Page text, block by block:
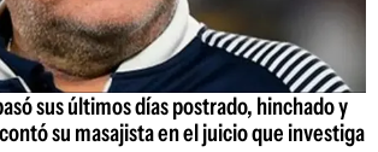
sus últimos días postrado, hinchado y
su masajista en el juicio que investiga